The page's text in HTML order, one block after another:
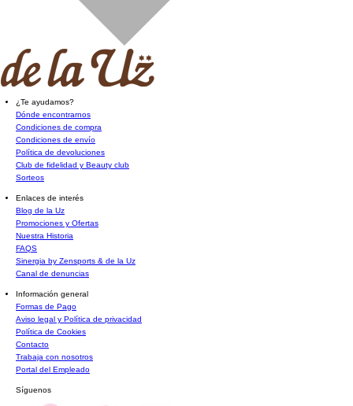
¿Te ayudamos?
Dónde encontrarnos
Condiciones de compra
Condiciones de envío
Política de devoluciones
Club de fidelidad y Beauty club
Sorteos
Enlaces de interés
Blog de la Uz
Promociones y Ofertas
Nuestra Historia
FAQS
Sinergia by Zensports & de la Uz
Canal de denuncias
Información general
Formas de Pago
Aviso legal y Política de privacidad
Política de Cookies
Contacto
Trabaja con nosotros
Portal del Empleado
Síguenos